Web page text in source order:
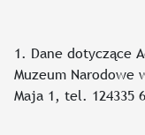
1. Dane dotyczące
Muzeum Narodowe
Maja 1, tel. 124335